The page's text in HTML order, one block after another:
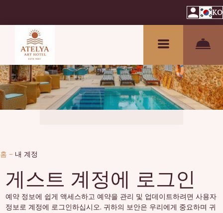
KO
홈 – 내 계정
게스트 계정에 로그인
예약 정보에 쉽게 액세스하고 예약을 관리 및 업데이트하려면 사용자
정보로 계정에 로그인하십시오. 귀하의 보안은 우리에게 중요하며 귀